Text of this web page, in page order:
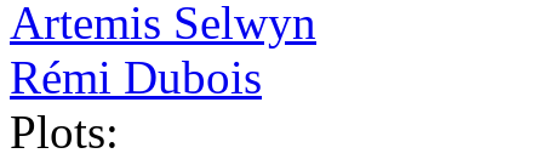
Artemis Selwyn
Rémi Dubois
Plots: